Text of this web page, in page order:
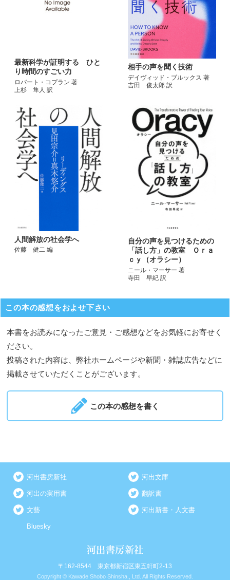
最新科学が証明する ひと
り時間のすごい力
ロバート・コプラン 著
上杉 隼人 訳
相手の声を聞く技術
デイヴィッド・ブルックス 著
吉田 俊太郎 訳
人間解放の社会学へ
佐藤 健二 編
自分の声を見つけるための
「話し方」の教室 Ｏｒａ
ｃｙ（オラシー）
ニール・マーサー 著
寺田 早紀 訳
この本の感想をおよせ下さい
本書をお読みになったご意見・ご感想などをお気軽にお寄せく
ださい。
投稿された内容は、弊社ホームページや新聞・雑誌広告などに
掲載させていただくことがございます。
この本の感想を書く
河出書房新社 河出文庫
河出の実用書 翻訳書
文藝 河出新書・人文書
Bluesky
〒162-8544 東京都新宿区東五軒町2-13
Copyright © Kawade Shobo Shinsha., Ltd. All Rights Reserved.